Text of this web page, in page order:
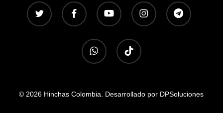
twitter facebook youtube instagram telegram
whatsapp tiktok
© 2026 Hinchas Colombia. Desarrollado por DPSoluciones